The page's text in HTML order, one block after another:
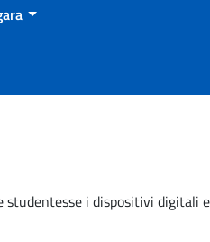
studentesse i dispositivi digitali e